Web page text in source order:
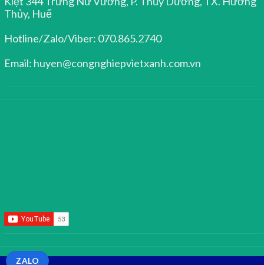
Thủy, Huế
Hotline/Zalo/Viber: 070.865.2740
Email: huyen@congnghiepvietxanh.com.vn
ZALO